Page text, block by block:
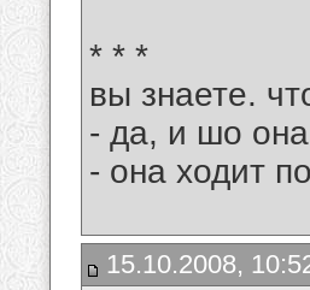
* * *
вы знаете.
- да, и шо
- она ходит
15.10.2008,